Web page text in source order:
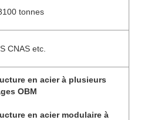
tonnes
CNAS etc.
en acier à plusieurs
OBM
en acier modulaire à